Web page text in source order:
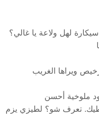
لهل ولاعة يا غالي؟
ويراها الغريب
ملوخية أحسن
تعرف شو؟ لطيزي يزم